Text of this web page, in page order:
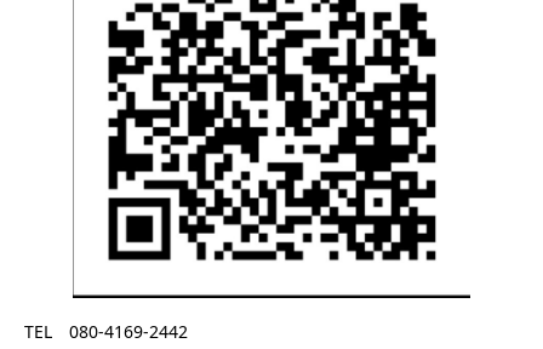
TEL 080-4169-2442